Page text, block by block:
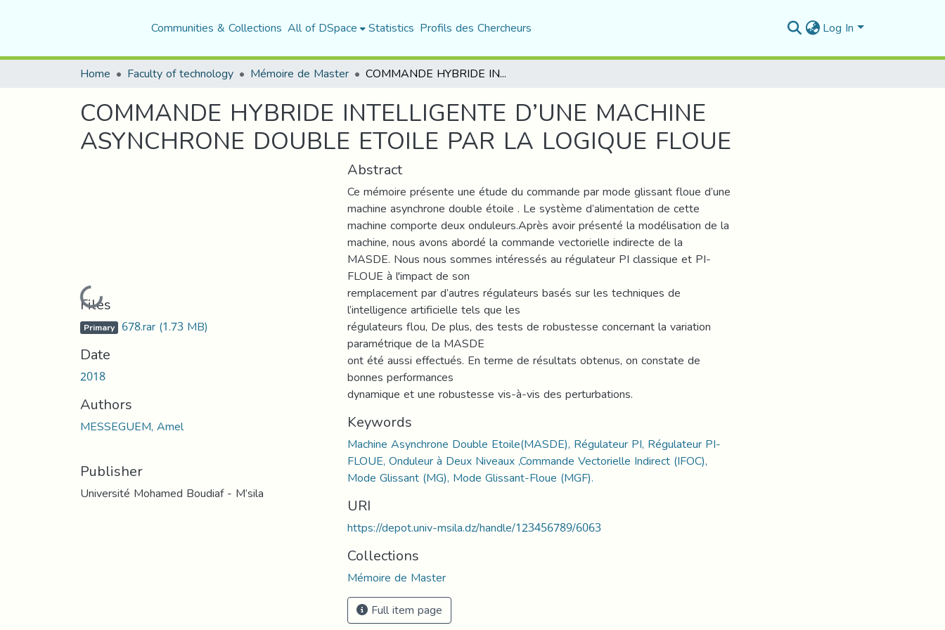
Communities & Collections All of DSpace Statistics Profils des Chercheurs Log In
Home Faculty of technology Mémoire de Master COMMANDE HYBRIDE INTELLIGENTE D’UNE MACHINE ASYNCHRONE DOUBLE ETOILE PAR LA LOGIQUE FLOUE
COMMANDE HYBRIDE INTELLIGENTE D’UNE MACHINE
ASYNCHRONE DOUBLE ETOILE PAR LA LOGIQUE FLOUE
Loading...
Files
Primary 678.rar(1.73 MB)
Date
2018
Authors
MESSEGUEM, Amel
Publisher
Université Mohamed Boudiaf - M’sila
Abstract
Ce mémoire présente une étude du commande par mode glissant floue d’une
machine asynchrone double étoile . Le système d’alimentation de cette
machine comporte deux onduleurs.Après avoir présenté la modélisation de la
machine, nous avons abordé la commande vectorielle indirecte de la
MASDE. Nous nous sommes intéressés au régulateur PI classique et PI-
FLOUE à l'impact de son
remplacement par d’autres régulateurs basés sur les techniques de
l’intelligence artificielle tels que les
régulateurs flou, De plus, des tests de robustesse concernant la variation
paramétrique de la MASDE
ont été aussi effectués. En terme de résultats obtenus, on constate de
bonnes performances
dynamique et une robustesse vis-à-vis des perturbations.
Keywords
Machine Asynchrone Double Etoile(MASDE), Régulateur PI, Régulateur PI-
FLOUE, Onduleur à Deux Niveaux ,Commande Vectorielle Indirect (IFOC),
Mode Glissant (MG), Mode Glissant-Floue (MGF).
URI
https://depot.univ-msila.dz/handle/123456789/6063
Collections
Mémoire de Master
Full item page